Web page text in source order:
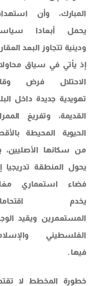
المبارك، وأن استهدافه
يحمل أبعادا سياسية
ودينية تتجاوز البعد العقاري،
إذ يأتي في سياق محاولات
الاحتلال فرض وقائع
تهويدية جديدة داخل البلدة
القديمة، وتفريغ الممرات
الحيوية المحيطة بالأقصى
من سكانها الأصليين، بما
يحول المنطقة تدريجيا إلى
فضاء استعماري مغلق
يخدم اقتحامات
المستعمرين ويقيد الوجود
الفلسطيني والإسلامي
فيها .
خطورة المخطط لا تقتصر